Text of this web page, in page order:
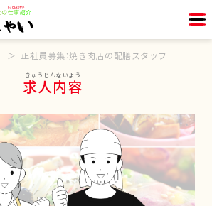
正社員募集：焼き肉店の配膳スタッフ
求人内容